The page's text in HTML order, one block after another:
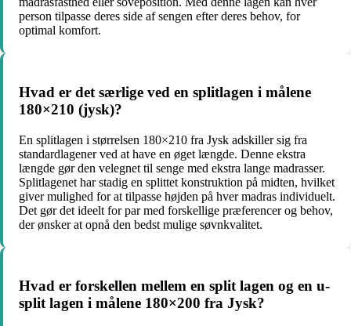
person tilpasse deres side af sengen efter deres behov, for
optimal komfort.
Hvad er det særlige ved en splitlagen i målene
180×210 (jysk)?
En splitlagen i størrelsen 180×210 fra Jysk adskiller sig fra
standardlagener ved at have en øget længde. Denne ekstra
længde gør den velegnet til senge med ekstra lange madrasser.
Splitlagenet har stadig en splittet konstruktion på midten, hvilket
giver mulighed for at tilpasse højden på hver madras individuelt.
Det gør det ideelt for par med forskellige præferencer og behov,
der ønsker at opnå den bedst mulige søvnkvalitet.
Hvad er forskellen mellem en split lagen og en u-
split lagen i målene 180×200 fra Jysk?